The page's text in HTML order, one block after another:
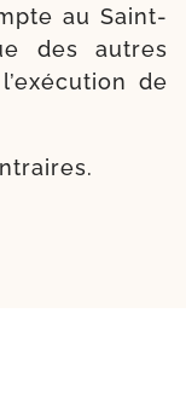
au Saint-​
des autres
de